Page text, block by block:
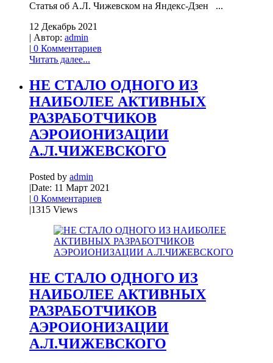
Статья об А.Л. Чижевском на Яндекс-Дзен ...
12 Декабрь 2021
| Автор: admin
| 0 Комментариев
Читать далее...
НЕ СТАЛО ОДНОГО ИЗ
НАИБОЛЕЕ АКТИВНЫХ
РАЗРАБОТЧИКОВ
АЭРОИОНИЗАЦИИ
А.Л.ЧИЖЕВСКОГО
Posted by admin
|Date: 11 Март 2021
| 0 Комментариев
|1315 Views
НЕ СТАЛО ОДНОГО ИЗ
НАИБОЛЕЕ АКТИВНЫХ
РАЗРАБОТЧИКОВ
АЭРОИОНИЗАЦИИ
А.Л.ЧИЖЕВСКОГО